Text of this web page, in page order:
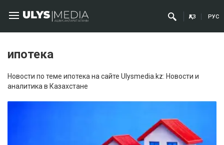
ҚАЗ РУС
ипотека
Новости по теме ипотека на сайте Ulysmedia.kz: Новости и
аналитика в Казахстане